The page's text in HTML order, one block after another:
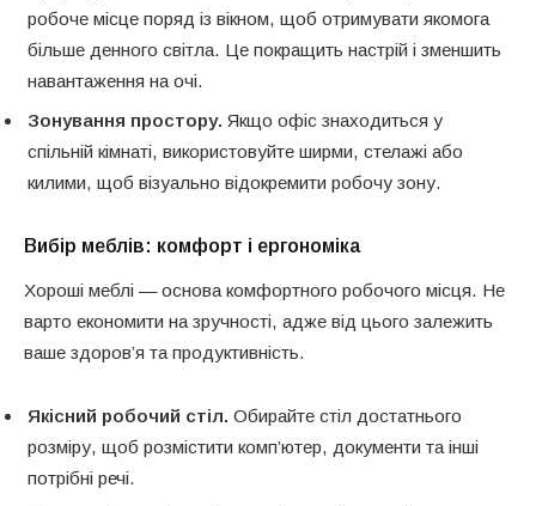
робоче місце поряд із вікном, щоб отримувати якомога
більше денного світла. Це покращить настрій і зменшить
навантаження на очі.
Зонування простору. Якщо офіс знаходиться у
спільній кімнаті, використовуйте ширми, стелажі або
килими, щоб візуально відокремити робочу зону.
Вибір меблів: комфорт і ергономіка
Хороші меблі — основа комфортного робочого місця. Не
варто економити на зручності, адже від цього залежить
ваше здоров’я та продуктивність.
Якісний робочий стіл. Обирайте стіл достатнього
розміру, щоб розмістити комп’ютер, документи та інші
потрібні речі.